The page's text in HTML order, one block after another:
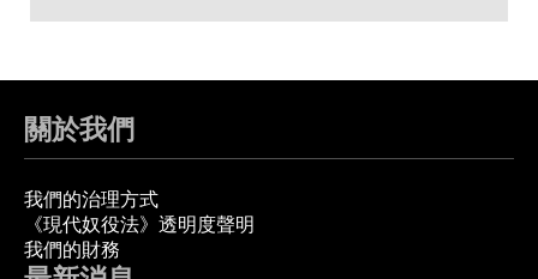
關於我們
我們的治理方式
《現代奴役法》透明度聲明
我們的財務